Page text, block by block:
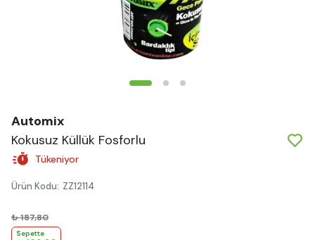
Automix
Kokusuz Küllük Fosforlu
Tükeniyor
Ürün Kodu: ZZ12114
₺ 187,80
Sepette